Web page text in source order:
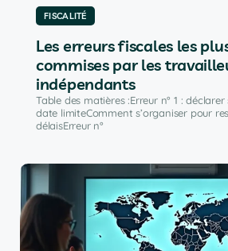
FISCALITÉ
Les erreurs fiscales les
commises par les
indépendants
Table des matières :Erreur n° 1 :
date limiteComment s’organiser pour
délaisErreur n°